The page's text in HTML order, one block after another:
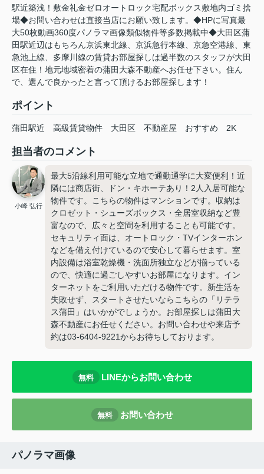
駅近築浅！敷金礼金ゼロオートロック宅配ボックス敷地内ゴミ捨
場◆お問い合わせは直接当店にお願い致します。◆HPに写真最
大50枚動画360度パノラマ画像類似物件等多数掲載中◆大田区蒲
田駅近辺はもちろん京浜東北線、京浜急行本線、京急空港線、東
急池上線、多摩川線の賃貸お部屋探しは過半数のスタッフが大田
区在住！地元地域密着の蒲田大森不動産へお任せ下さい。住ん
で、選んで良かったと言って頂けるお部屋探します！
ポイント
蒲田駅近 高級賃貸物件 大田区 不動産屋 おすすめ 2K
担当者のコメント
小峰 弘行
最大5沿線利用可能な立地で通勤通学に大変便利！近
隣には商店街、ドン・キホーテあり！2人入居可能な
物件です。こちらの物件はマンションです。収納は
クロゼット・シューズボックス・全居室収納など豊
富なので、広々と空間を利用することも可能です。
セキュリティ面は、オートロック・TVインターホン
などを備え付けているので安心して暮らせます。室
内設備は浴室乾燥機・洗面所独立などが揃っている
ので、快適に過ごしやすいお部屋になります。イン
ターネットをご利用いただける物件です。新生活を
失敗せず、スタートさせたいならこちらの「リテラ
ス蒲田」はいかがでしょうか。お部屋探しは蒲田大
森不動産にお任せください。お問い合わせや来店予
約は03-6404-9221からお待ちしております。
無料 LINEからお問い合わせ
無料 お問い合わせ
パノラマ画像